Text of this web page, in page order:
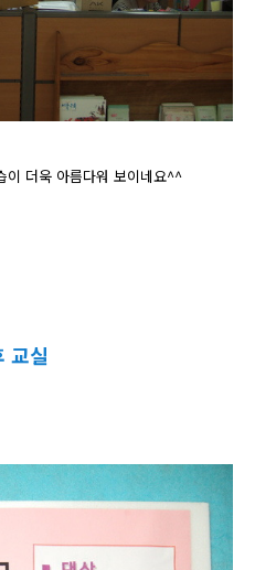
이 더욱 아름다워 보이네요^^
교실